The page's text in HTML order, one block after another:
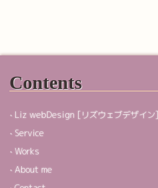
Contents
Liz webDesign [リズウェブデザイン]
Service
Works
About me